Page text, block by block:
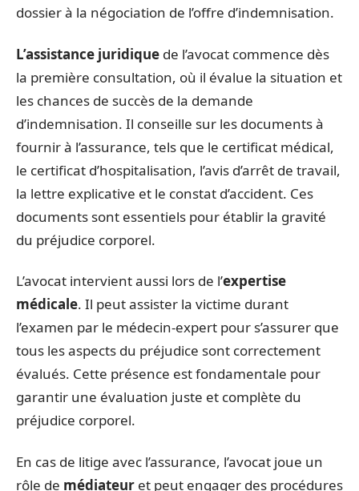
dossier à la négociation de l’offre d’indemnisation.
L’assistance juridique de l’avocat commence dès
la première consultation, où il évalue la situation et
les chances de succès de la demande
d’indemnisation. Il conseille sur les documents à
fournir à l’assurance, tels que le certificat médical,
le certificat d’hospitalisation, l’avis d’arrêt de travail,
la lettre explicative et le constat d’accident. Ces
documents sont essentiels pour établir la gravité
du préjudice corporel.
L’avocat intervient aussi lors de l’expertise
médicale. Il peut assister la victime durant
l’examen par le médecin-expert pour s’assurer que
tous les aspects du préjudice sont correctement
évalués. Cette présence est fondamentale pour
garantir une évaluation juste et complète du
préjudice corporel.
En cas de litige avec l’assurance, l’avocat joue un
rôle de médiateur et peut engager des procédures